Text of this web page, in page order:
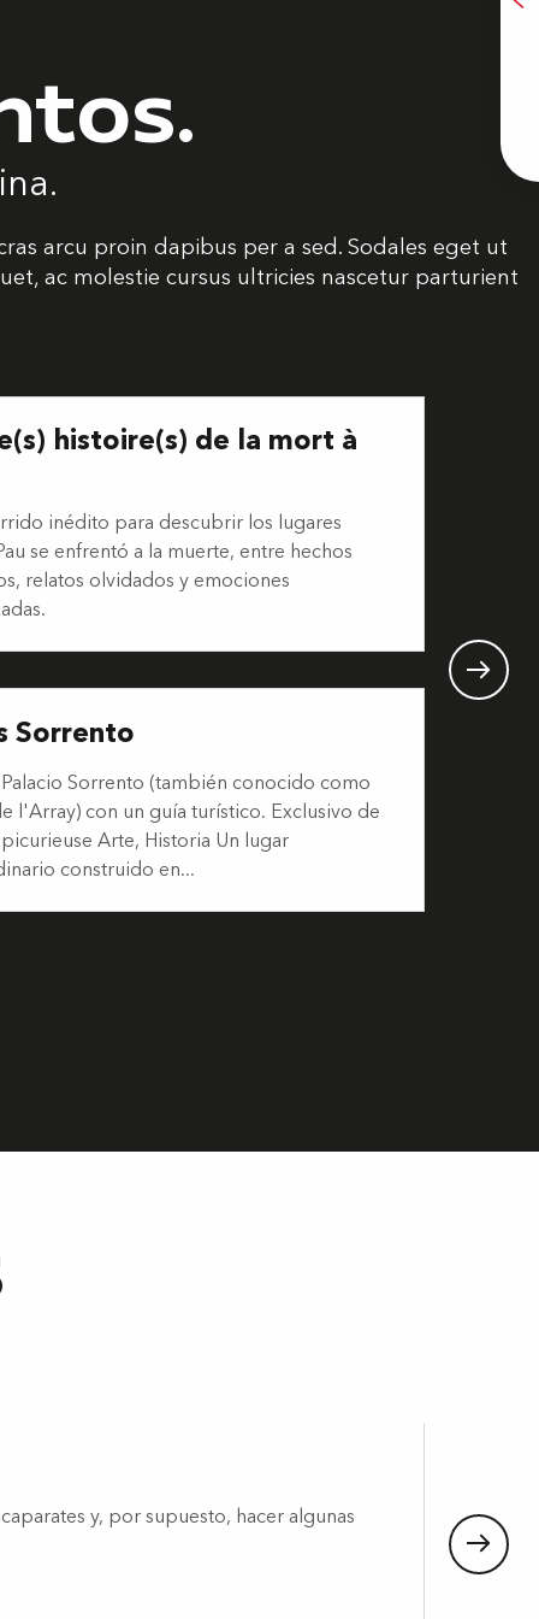
arcu proin dapibus per a sed. Sodales eget ut
ac molestie cursus ultricies nascetur parturient
histoire(s) de la mort à
inédito para descubrir los lugares
se enfrentó a la muerte, entre hechos
relatos olvidados y emociones
Sorrento
Sorrento (también conocido como
l'Array) con un guía turístico. Exclusivo de
Arte, Historia Un lugar
construido en...
y, por supuesto, hacer algunas
Se